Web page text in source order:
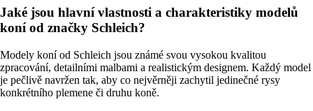
Jaké jsou hlavní vlastnosti a charakteristiky modelů
koní od značky Schleich?
Modely koní od Schleich jsou známé svou vysokou kvalitou
zpracování, detailními malbami a realistickým designem. Každý model
je pečlivě navržen tak, aby co nejvěrněji zachytil jedinečné rysy
konkrétního plemene či druhu koně.